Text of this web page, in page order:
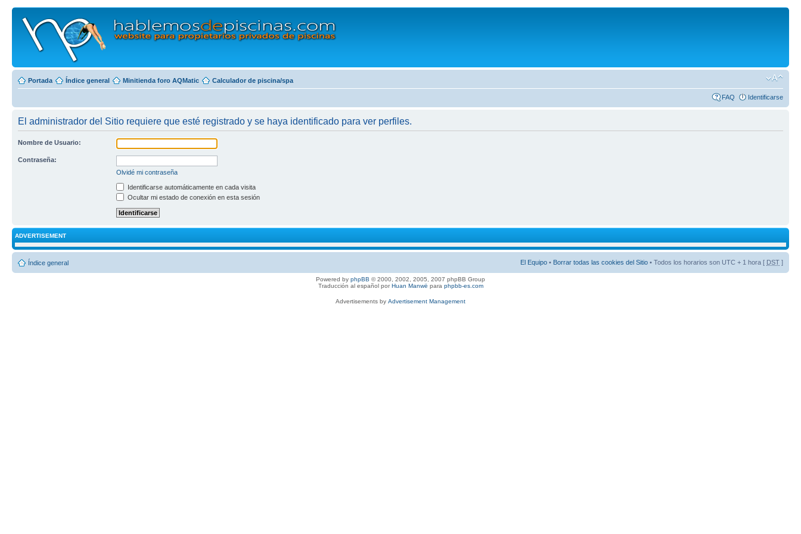
Portada Índice general Minitienda foro AQMatic Calculador de piscina/spa
FAQ Identificarse
El administrador del Sitio requiere que esté registrado y se haya identificado para ver perfiles.
Nombre de Usuario:
Contraseña:
Olvidé mi contraseña
Identificarse automáticamente en cada visita
Ocultar mi estado de conexión en esta sesión
ADVERTISEMENT
Índice general El Equipo • Borrar todas las cookies del Sitio • Todos los horarios son UTC + 1 hora [ DST ]
Powered by phpBB © 2000, 2002, 2005, 2007 phpBB Group
Traducción al español porHuan Manwë para phpbb-es.com
Advertisements by Advertisement Management